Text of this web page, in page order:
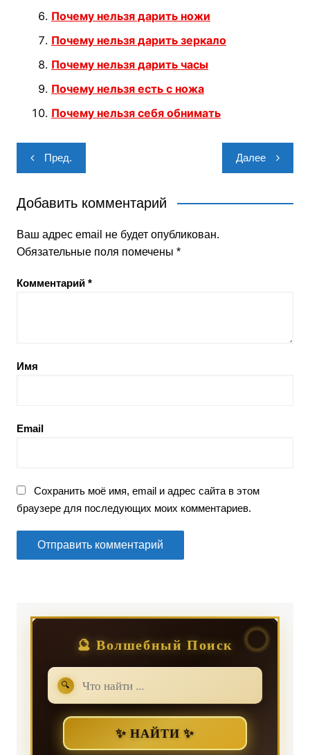
Почему нельзя дарить ножи
Почему нельзя дарить зеркало
Почему нельзя дарить часы
Почему нельзя есть с ножа
Почему нельзя себя обнимать
Навигация
по
записям
Пред. Далее
Добавить комментарий
Ваш адрес email не будет опубликован.
Обязательные поля помечены *
Комментарий *
Имя
Email
Сохранить моё имя, email и адрес сайта в этом
браузере для последующих моих комментариев.
🔮 Волшебный Поиск
🔍
✨ НАЙТИ ✨